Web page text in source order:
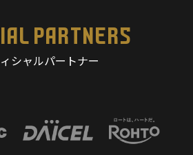
PARTNERS
シャルパートナー